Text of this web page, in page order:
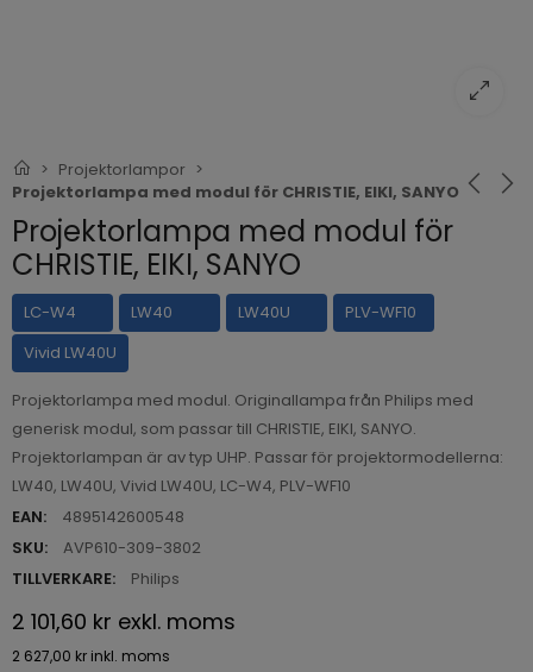
Projektorlampor
Projektorlampa med modul för CHRISTIE, EIKI, SANYO
Projektorlampa med modul för
CHRISTIE, EIKI, SANYO
LC-W4 LW40 LW40U
PLV-WF10
Vivid LW40U
Projektorlampa med modul. Originallampa från Philips med
generisk modul, som passar till CHRISTIE, EIKI, SANYO.
Projektorlampan är av typ UHP. Passar för projektormodellerna:
LW40, LW40U, Vivid LW40U, LC-W4, PLV-WF10
EAN:
4895142600548
SKU:
AVP610-309-3802
TILLVERKARE:
Philips
2 101,60 kr exkl. moms
2 627,00 kr inkl. moms